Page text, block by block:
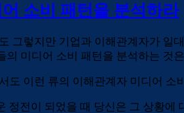
소비 패턴을 분석하라
그렇지만 기업과 이해관계자가 일
의 미디어 소비 패턴을 분석하는 것
도 이런 류의 이해관계자 미디어
정전이 되었을 때 당신은 그 상황에